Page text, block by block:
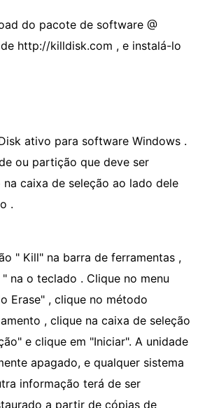
do pacote de software @
http://killdisk.com , e instalá-lo
ativo para software Windows .
ou partição que deve ser
caixa de seleção ao lado dele
.
" Kill" na barra de ferramentas ,
na o teclado . Clique no menu
Erase" , clique no método
, clique na caixa de seleção
e clique em "Iniciar". A unidade
apagado, e qualquer sistema
informação terá de ser
a partir de cópias de